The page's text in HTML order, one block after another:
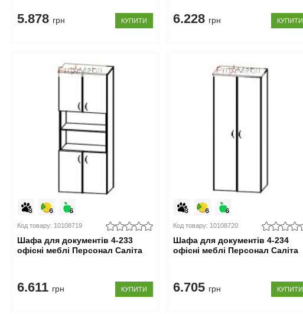
5.878 грн КУПИТИ 6.228 грн КУПИТИ
Код товару: 10108719
Шафа для документів 4-233
офісні меблі Персонал Саліта
6.611 грн КУПИТИ
Код товару: 10108720
Шафа для документів 4-234
офісні меблі Персонал Саліта
6.705 грн КУПИТИ